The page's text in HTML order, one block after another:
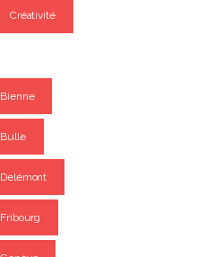
Créativité